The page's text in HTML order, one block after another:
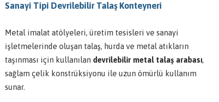
Sanayi Tipi Devrilebilir Talaş Konteyneri
Metal imalat atölyeleri, üretim tesisleri ve sanayi
işletmelerinde oluşan talaş, hurda ve metal atıkların
taşınması için kullanılan devrilebilir metal talaş arabası,
sağlam çelik konstrüksiyonu ile uzun ömürlü kullanım
sunar.